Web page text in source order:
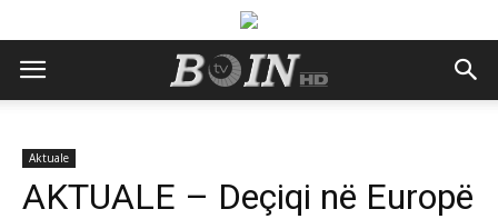
Aktuale
AKTUALE – Deçiqi në Europë